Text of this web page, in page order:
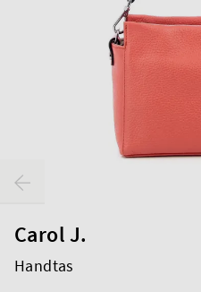
Carol J.
Handtas